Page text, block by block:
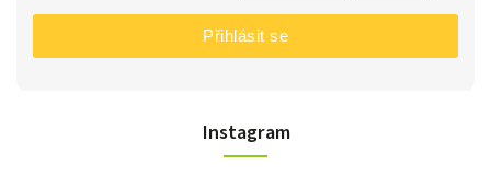
Instagram
Přihlásit se